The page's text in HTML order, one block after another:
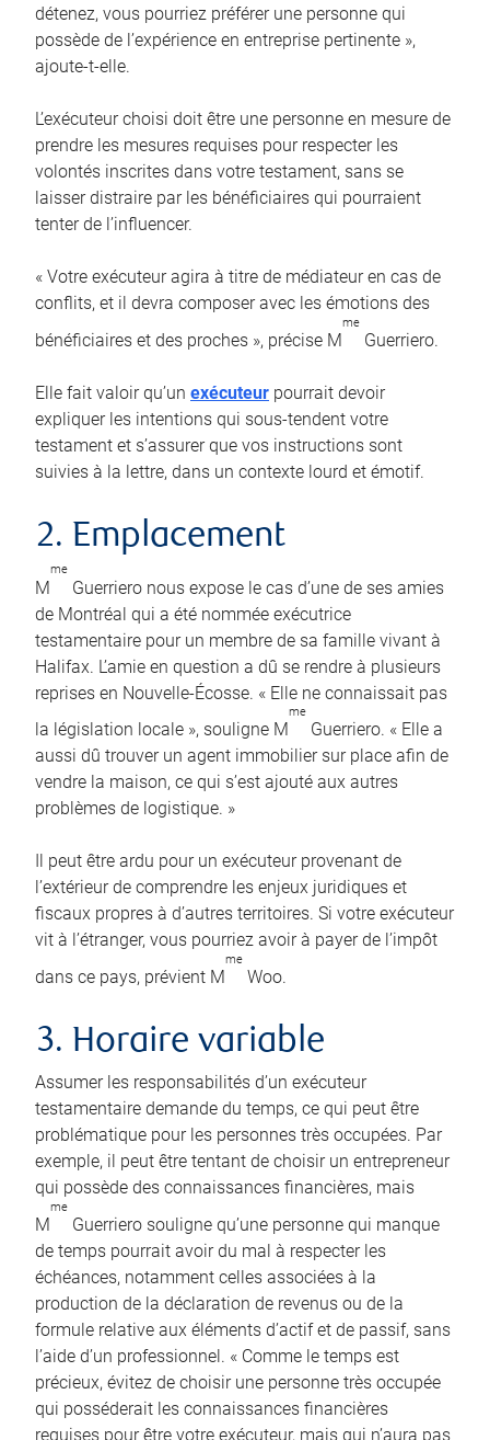
détenez, vous pourriez préférer une personne qui
possède de l’expérience en entreprise pertinente »,
ajoute-t-elle.
L’exécuteur choisi doit être une personne en mesure de
prendre les mesures requises pour respecter les
volontés inscrites dans votre testament, sans se
laisser distraire par les bénéficiaires qui pourraient
tenter de l’influencer.
« Votre exécuteur agira à titre de médiateur en cas de
conflits, et il devra composer avec les émotions des
bénéficiaires et des proches », précise M
me
Guerriero.
Elle fait valoir qu’un exécuteur pourrait devoir
expliquer les intentions qui sous-tendent votre
testament et s’assurer que vos instructions sont
suivies à la lettre, dans un contexte lourd et émotif.
2. Emplacement
M
me
Guerriero nous expose le cas d’une de ses amies
de Montréal qui a été nommée exécutrice
testamentaire pour un membre de sa famille vivant à
Halifax. L’amie en question a dû se rendre à plusieurs
reprises en Nouvelle-Écosse. « Elle ne connaissait pas
la législation locale », souligne M
me
Guerriero. « Elle a
aussi dû trouver un agent immobilier sur place afin de
vendre la maison, ce qui s’est ajouté aux autres
problèmes de logistique. »
Il peut être ardu pour un exécuteur provenant de
l’extérieur de comprendre les enjeux juridiques et
fiscaux propres à d’autres territoires. Si votre exécuteur
vit à l’étranger, vous pourriez avoir à payer de l’impôt
dans ce pays, prévient M
me
Woo.
3. Horaire variable
Assumer les responsabilités d’un exécuteur
testamentaire demande du temps, ce qui peut être
problématique pour les personnes très occupées. Par
exemple, il peut être tentant de choisir un entrepreneur
qui possède des connaissances financières, mais
M
me
Guerriero souligne qu’une personne qui manque
de temps pourrait avoir du mal à respecter les
échéances, notamment celles associées à la
production de la déclaration de revenus ou de la
formule relative aux éléments d’actif et de passif, sans
l’aide d’un professionnel. « Comme le temps est
précieux, évitez de choisir une personne très occupée
qui posséderait les connaissances financières
requises pour être votre exécuteur, mais qui n’aura pas